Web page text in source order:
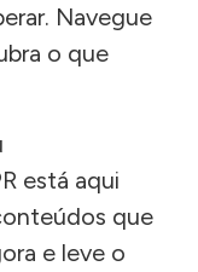
Navegue
o que
está aqui
que
e leve o